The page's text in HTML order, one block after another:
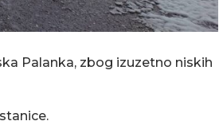
Palanka, zbog izuzetno niskih